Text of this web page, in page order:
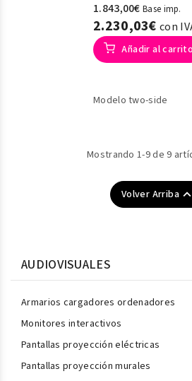
1.843,00€ Base imp.
2.230,03€ con
Añadir al carrito
Modelo two-side
Mostrando 1-9 de 9
Volver Arriba 
AUDIOVISUALES
Armarios cargadores ordenadores
Monitores interactivos
Pantallas proyección eléctricas
Pantallas proyección murales